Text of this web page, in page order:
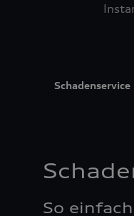
Schadenservice
So